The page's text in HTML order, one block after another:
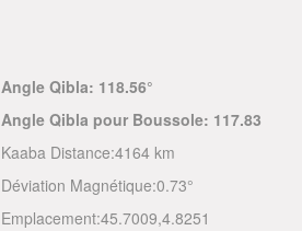
Angle Qibla: 118.56°
Angle Qibla pour Boussole: 117.83
Kaaba Distance:4164 km
Déviation Magnétique:0.73°
Emplacement:45.7009,4.8251